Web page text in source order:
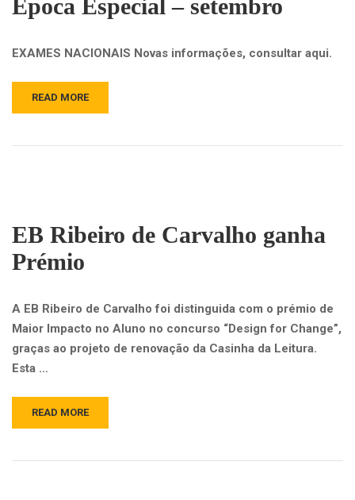
Época Especial – setembro
EXAMES NACIONAIS Novas informações, consultar aqui.
READ MORE
EB Ribeiro de Carvalho ganha
Prémio
A EB Ribeiro de Carvalho foi distinguida com o prémio de
Maior Impacto no Aluno no concurso “Design for Change”,
graças ao projeto de renovação da Casinha da Leitura.
Esta …
READ MORE